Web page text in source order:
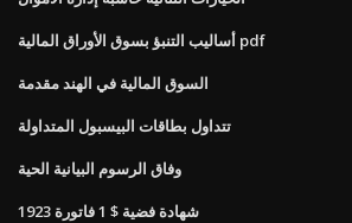
أساليب التنبؤ بسوق الأوراق المالية pdf
السوق المالية في الهند مقدمة
تتداول بطاقات البيسبول المتداولة
وفاق الرسوم البيانية الحية
1923 شهادة فضية $ 1 فاتورة